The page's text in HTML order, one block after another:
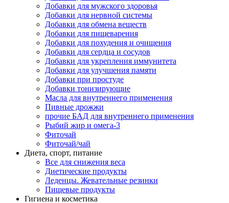
Добавки для мужского здоровья
Добавки для нервной системы
Добавки для обмена веществ
Добавки для пищеварения
Добавки для похудения и очищения
Добавки для сердца и сосудов
Добавки для укрепления иммунитета
Добавки для улучшения памяти
Добавки при простуде
Добавки тонизирующие
Масла для внутреннего применения
Пивные дрожжи
прочие БАД для внутреннего применения
Рыбий жир и омега-3
Фиточай
Фиточай/чай
Диета, спорт, питание
Все для снижения веса
Диетические продукты
Леденцы. Жевательные резинки
Пищевые продукты
Гигиена и косметика